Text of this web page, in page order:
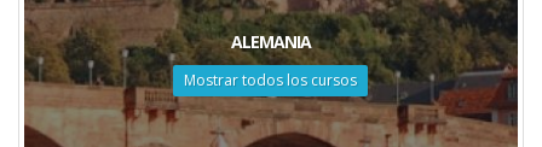
ALEMANIA
Mostrar todos los cursos